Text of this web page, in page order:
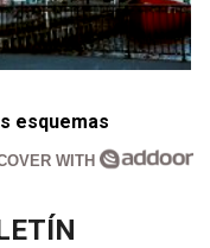
esquemas
WITH